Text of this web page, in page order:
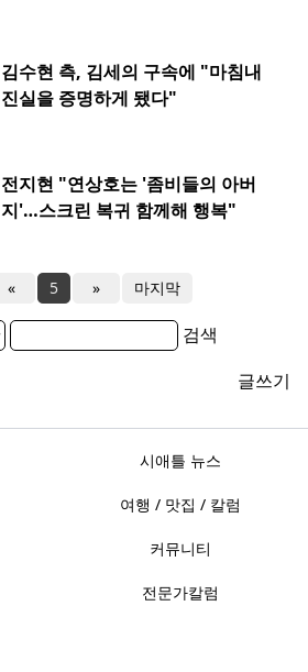
김수현 측, 김세의 구속에 "마침내
진실을 증명하게 됐다"
전지현 "연상호는 '좀비들의 아버
지'…스크린 복귀 함께해 행복"
« 5 » 마지막
검색
글쓰기
시애틀 뉴스
여행 / 맛집 / 칼럼
커뮤니티
전문가칼럼